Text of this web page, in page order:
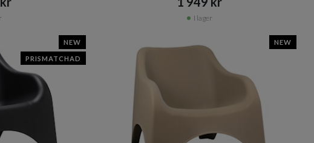
I lager
NEW
PRISMATCHAD
NEW